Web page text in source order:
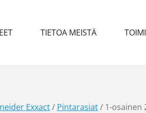
TIETOA MEISTÄ
Exxact/ Pintarasiat/ 1-osainen